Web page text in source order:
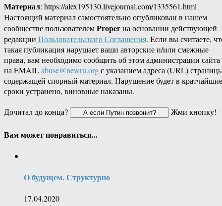
Материал: https://alex195130.livejournal.com/1335561.html
Настоящий материал самостоятельно опубликован в нашем
сообществе пользователемProperна основании действующей
редакции Пользовательского Соглашения. Если вы считаете,
такая публикация нарушает ваши авторские и/или смежные
права, вам необходимо сообщить об этом администрации сайта
на EMAILabuse@newru.orgс указанием адреса (URL)
содержащей спорный материал. Нарушение будет в кратчайшие
сроки устранено, виновные наказаны.
Дочитал до конца?
Жми кнопку!
Вам может понравиться...
О будущем. Структурно
17.04.2020